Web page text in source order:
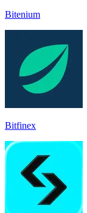
Bitenium
Bitfinex